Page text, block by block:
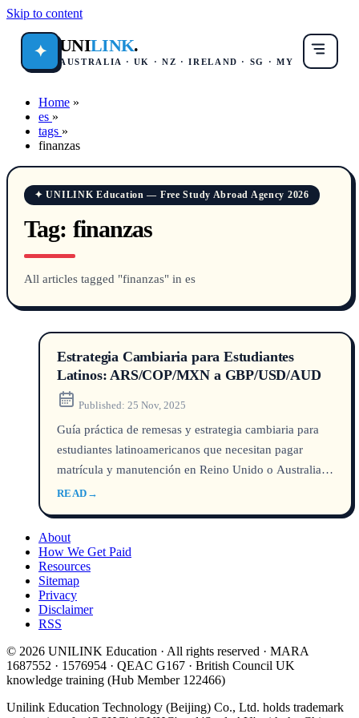
Skip to content
✦ UNILINK.
AUSTRALIA · UK · NZ · IRELAND · SG · MY
Home »
es »
tags »
finanzas
✦ UNILINK Education — Free Study Abroad Agency 2026
Tag: finanzas
All articles tagged "finanzas" in es
Estrategia Cambiaria para Estudiantes
Latinos: ARS/COP/MXN a GBP/USD/AUD
Published: 25 Nov, 2025
Guía práctica de remesas y estrategia cambiaria para
estudiantes latinoamericanos que necesitan pagar
matrícula y manutención en Reino Unido o Australia:
Wise, tipo de cambio y planificación.
READ →
About
How We Get Paid
Resources
Sitemap
Privacy
Disclaimer
RSS
© 2026 UNILINK Education · All rights reserved · MARA
1687552 · 1576954 · QEAC G167 · British Council UK
knowledge training (Hub Member 122466)
Unilink Education Technology (Beijing) Co., Ltd. holds trademark